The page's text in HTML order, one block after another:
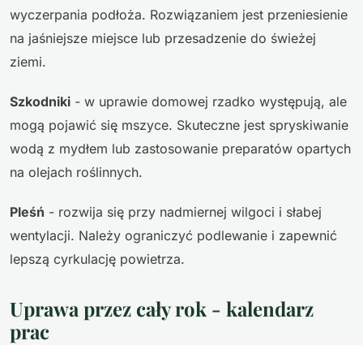
wyczerpania podłoża. Rozwiązaniem jest przeniesienie
na jaśniejsze miejsce lub przesadzenie do świeżej
ziemi.
Szkodniki - w uprawie domowej rzadko występują, ale
mogą pojawić się mszyce. Skuteczne jest spryskiwanie
wodą z mydłem lub zastosowanie preparatów opartych
na olejach roślinnych.
Pleśń - rozwija się przy nadmiernej wilgoci i słabej
wentylacji. Należy ograniczyć podlewanie i zapewnić
lepszą cyrkulację powietrza.
Uprawa przez cały rok - kalendarz
prac